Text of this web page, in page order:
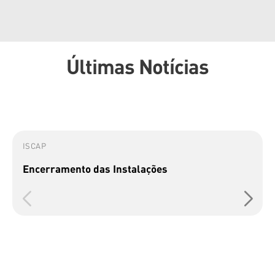
Últimas Notícias
ISCAP
Encerramento das Instalações